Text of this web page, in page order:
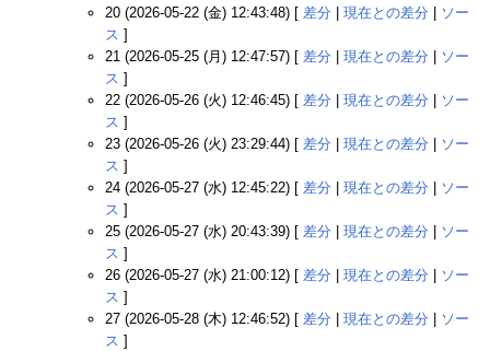
20 (2026-05-22 (金) 12:43:48) [ 差分 現在との差分
ソー
ス ]
21 (2026-05-25 (月) 12:47:57) [ 差分 現在との差分
ソー
ス ]
22 (2026-05-26 (火) 12:46:45) [ 差分 現在との差分
ソー
ス ]
23 (2026-05-26 (火) 23:29:44) [ 差分 現在との差分
ソー
ス ]
24 (2026-05-27 (水) 12:45:22) [ 差分 現在との差分
ソー
ス ]
25 (2026-05-27 (水) 20:43:39) [ 差分 現在との差分
ソー
ス ]
26 (2026-05-27 (水) 21:00:12) [ 差分 現在との差分
ソー
ス ]
27 (2026-05-28 (木) 12:46:52) [ 差分 現在との差分
ソー
ス ]